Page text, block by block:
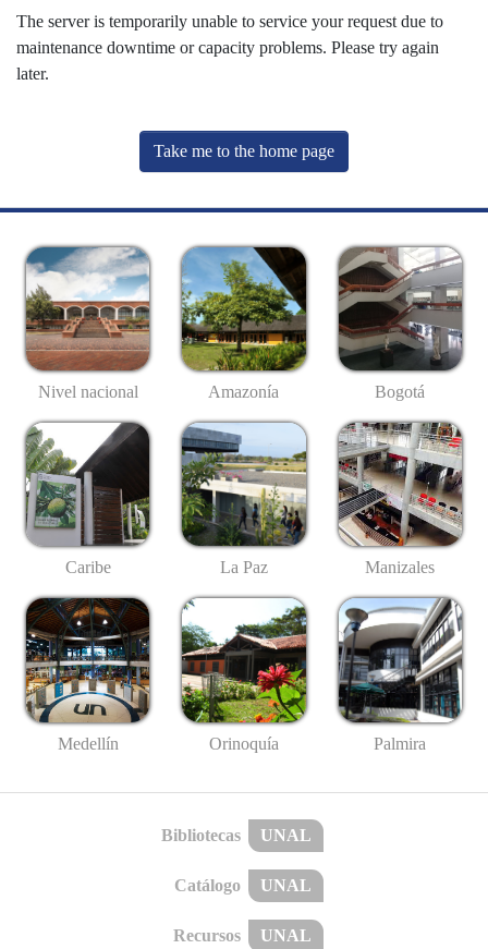
The server is temporarily unable to service your request due to
maintenance downtime or capacity problems. Please try again
later.
Take me to the home page
Nivel nacional Amazonía Bogotá
Caribe La Paz Manizales
Medellín Orinoquía Palmira
Bibliotecas UNAL
Catálogo UNAL
Recursos UNAL